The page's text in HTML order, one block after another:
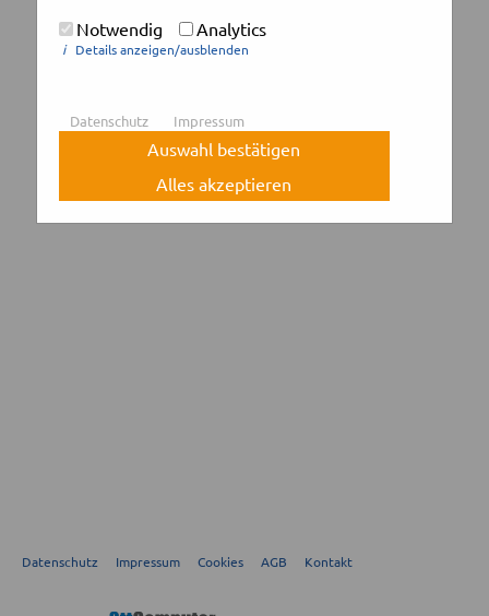
Datenschutz Impressum Cookies AGB Kontakt
Notwendig Analytics
i Details anzeigen/ausblenden
Datenschutz Impressum
Auswahl bestätigen
Alles akzeptieren